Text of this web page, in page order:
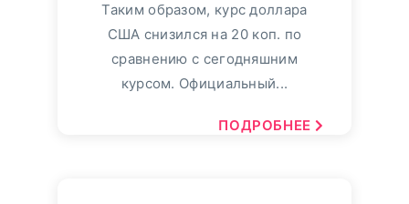
Таким образом, курс доллара
США снизился на 20 коп. по
сравнению с сегодняшним
курсом. Официальный...
ПОДРОБНЕЕ